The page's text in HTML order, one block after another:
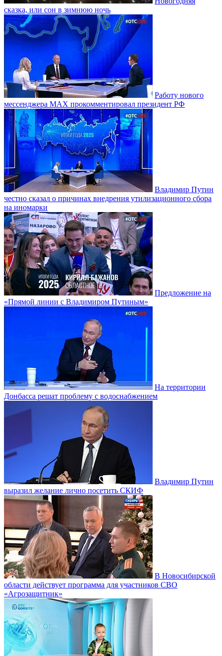
сказка, или сон в зимнюю ночь
Работу нового
мессенджера MAX прокомментировал президент РФ
Владимир Путин
честно сказал о причинах внедрения утилизационного сбора
на иномарки
Предложение на
«Прямой линии с Владимиром Путиным»
На территории
Донбасса решат проблему с водоснабжением
Владимир Путин
выразил желание лично посетить СКИФ
В Новосибирской
области действует программа для участников СВО
«Агрозащитник»